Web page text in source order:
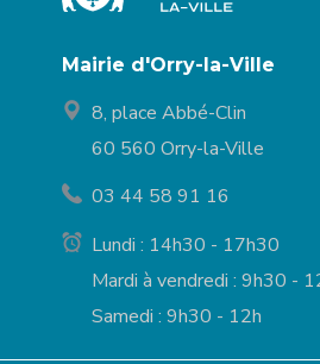
Mairie d'Orry-la-Ville
8, place Abbé-Clin
60 560 Orry-la-Ville
03 44 58 91 16
Lundi : 14h30 - 17h30
Mardi à vendredi : 9h30 -
Samedi : 9h30 - 12h